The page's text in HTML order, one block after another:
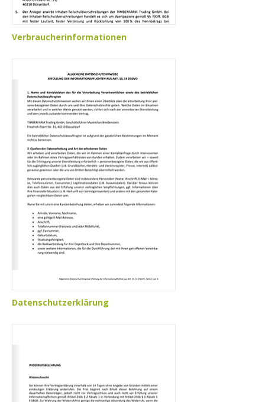
Verbraucherinformationen
Datenschutzerklärung